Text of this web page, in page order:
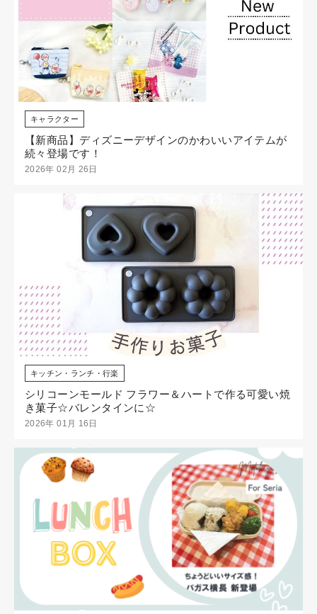
キャラクター
【新商品】ディズニーデザインのかわいいアイテムが
続々登場です！
2026年 02月 26日
キッチン・ランチ・行楽
シリコーンモールド フラワー＆ハートで作る可愛い焼
き菓子☆バレンタインに☆
2026年 01月 16日